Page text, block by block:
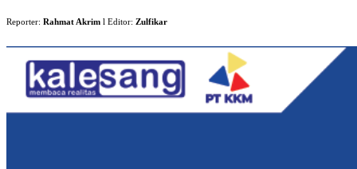
Reporter: Rahmat Akrim l Editor: Zulfikar